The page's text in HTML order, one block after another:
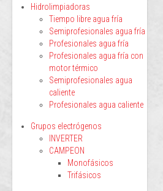
Hidrolimpiadoras
Tiempo libre agua fría
Semiprofesionales agua fría
Profesionales agua fría
Profesionales agua fría con
motor térmico
Semiprofesionales agua
caliente
Profesionales agua caliente
Grupos electrógenos
INVERTER
CAMPEON
Monofásicos
Trifásicos